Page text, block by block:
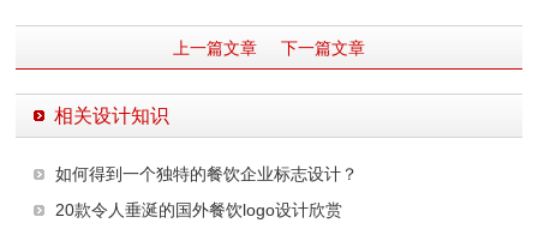
上一篇文章 下一篇文章
相关设计知识
如何得到一个独特的餐饮企业标志设计？
20款令人垂涎的国外餐饮logo设计欣赏